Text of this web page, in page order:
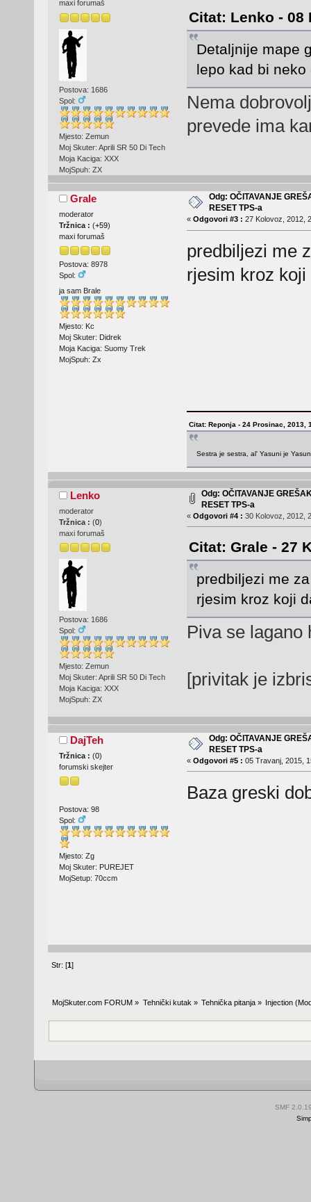
maxi forumaš
Postova: 1686
Spol:
Mjesto: Zemun
Moj Skuter: Aprili SR 50 Di Tech
Moja Kaciga: XXX
MojSpuh: ZX
Citat: Lenko - 08
Detaljnije mape
lepo kad bi
Nema
prevede ima
Grale
moderator
Tržnica : (+59)
maxi forumaš
Postova: 8978
Spol:
ja sam Brale
Mjesto: Kc
Moj Skuter: Didrek
Moja Kaciga: Suomy Trek
MojSpuh: Zx
Odg: OČITAVANJE
RESET TPS-a
« Odgovori #3 : 27 Kolovoz, 2012,
predbiljezi me
rjesim kroz koji
Citat: Reponja - 24 Prosinac, 2013,
Sestra je sestra, al' Yasuni je
Lenko
moderator
Tržnica : (0)
maxi forumaš
Postova: 1686
Spol:
Mjesto: Zemun
Moj Skuter: Aprili SR 50 Di Tech
Moja Kaciga: XXX
MojSpuh: ZX
Odg: OČITAVANJE
RESET TPS-a
« Odgovori #4 : 30 Kolovoz, 2012,
Citat: Grale - 27
predbiljezi me
rjesim kroz koji
Piva se
[privitak je
DajTeh
Tržnica : (0)
forumski skejter
Postova: 98
Spol:
Mjesto: Zg
Moj Skuter: PUREJET
MojSetup: 70ccm
Odg: OČITAVANJE
RESET TPS-a
« Odgovori #5 : 05 Travanj, 2015,
Baza greski
Str: [1]
MojSkuter.com FORUM » Tehnički kutak » Tehnička pitanja» Injection
SMF